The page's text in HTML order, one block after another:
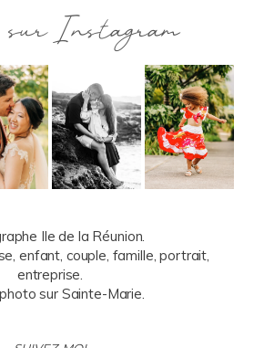
Instagram
Ile de la Réunion.
enfant, couple, famille, portrait,
entreprise.
sur Sainte-Marie.